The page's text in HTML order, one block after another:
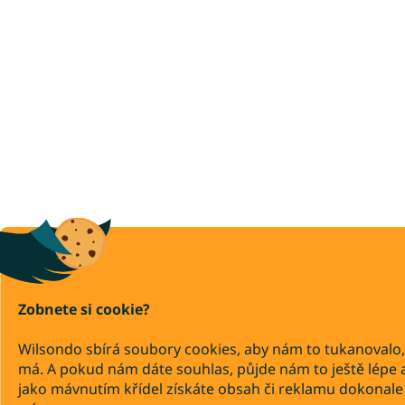
Zobnete si cookie?
Wilsondo sbírá soubory cookies, aby nám to
má. A pokud nám dáte souhlas, půjde nám to ještě lépe
jako mávnutím křídel získáte obsah či reklamu